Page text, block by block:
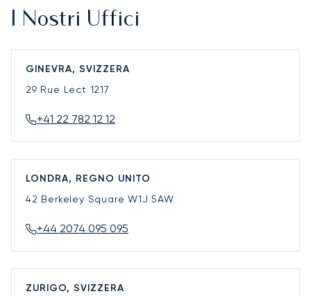
I Nostri Uffici
GINEVRA, SVIZZERA
29 Rue Lect 1217
+41 22 782 12 12
LONDRA, REGNO UNITO
42 Berkeley SquareW1J 5AW
+44 2074 095 095
ZURIGO, SVIZZERA